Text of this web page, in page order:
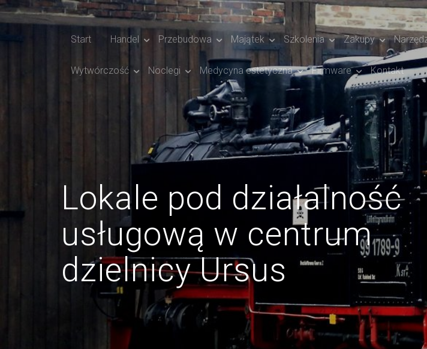
Start Handel Przebudowa Majątek Szkolenia Zakupy
Wytwórczość Noclegi Medycyna estetyczna Firmware Kontakt
Lokale pod działalność
usługową w centrum
dzielnicy Ursus